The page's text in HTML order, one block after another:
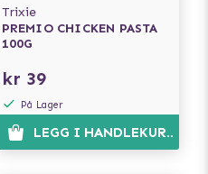
Trixie
PREMIO CHICKEN PASTA
100G
kr 39
På Lager
LEGG I HANDLEKURVEN